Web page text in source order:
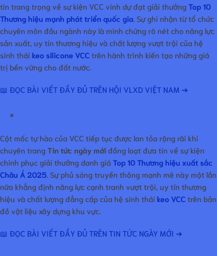
tin trang trọng về sự kiện VCC vinh dự đạt giải thưởngTop 10
Thương hiệu mạnh phát triển quốc gia . Sự ghi nhận từ tổ chức
chuyên môn đầu ngành này là minh chứng rõ nét cho năng lực
sản xuất, uy tín thương hiệu và chất lượng vượt trội của hệ
sinh thái keo silicone VCC trên hành trình kiến tạo những giá
trị bền vững cho đất nước.
📖 ĐỌC BÀI VIẾT ĐẦY ĐỦ TRÊN HỘI VLXD VIỆT NAM ➔
×
Cột mốc tự hào của VCC tiếp tục được lan tỏa rộng rãi khi
chuyên trangTin tức ngày mớiđồng loạt đưa tin về sự kiện
chinh phục giải thưởng danh giá Top 10 Thương hiệu xuất sắc
Châu Á 2025 . Sự phủ sóng truyền thông mạnh mẽ này một lần
nữa khẳng định năng lực cạnh tranh vượt trội, uy tín thương
hiệu và chất lượng đẳng cấp của hệ sinh thái keo VCC trên bản
đồ vật liệu xây dựng khu vực.
📖 ĐỌC BÀI VIẾT ĐẦY ĐỦ TRÊN TIN TỨC NGÀY MỚI ➔